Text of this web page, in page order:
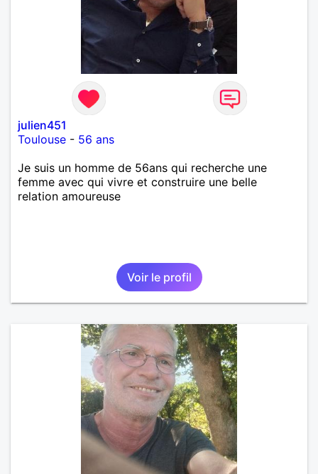
julien451
Toulouse - 56 ans
Je suis un homme de 56ans qui recherche une
femme avec qui vivre et construire une belle
relation amoureuse
Voir le profil